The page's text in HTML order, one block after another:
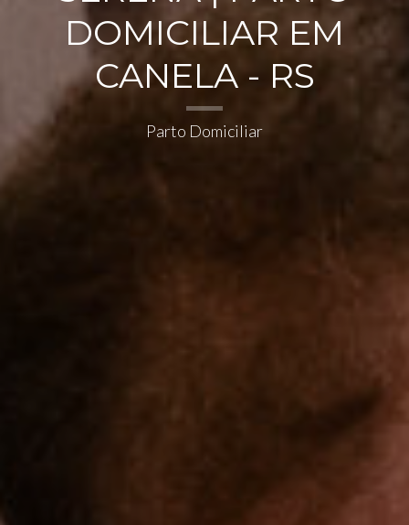
DOMICILIAR EM
CANELA - RS
Parto Domiciliar